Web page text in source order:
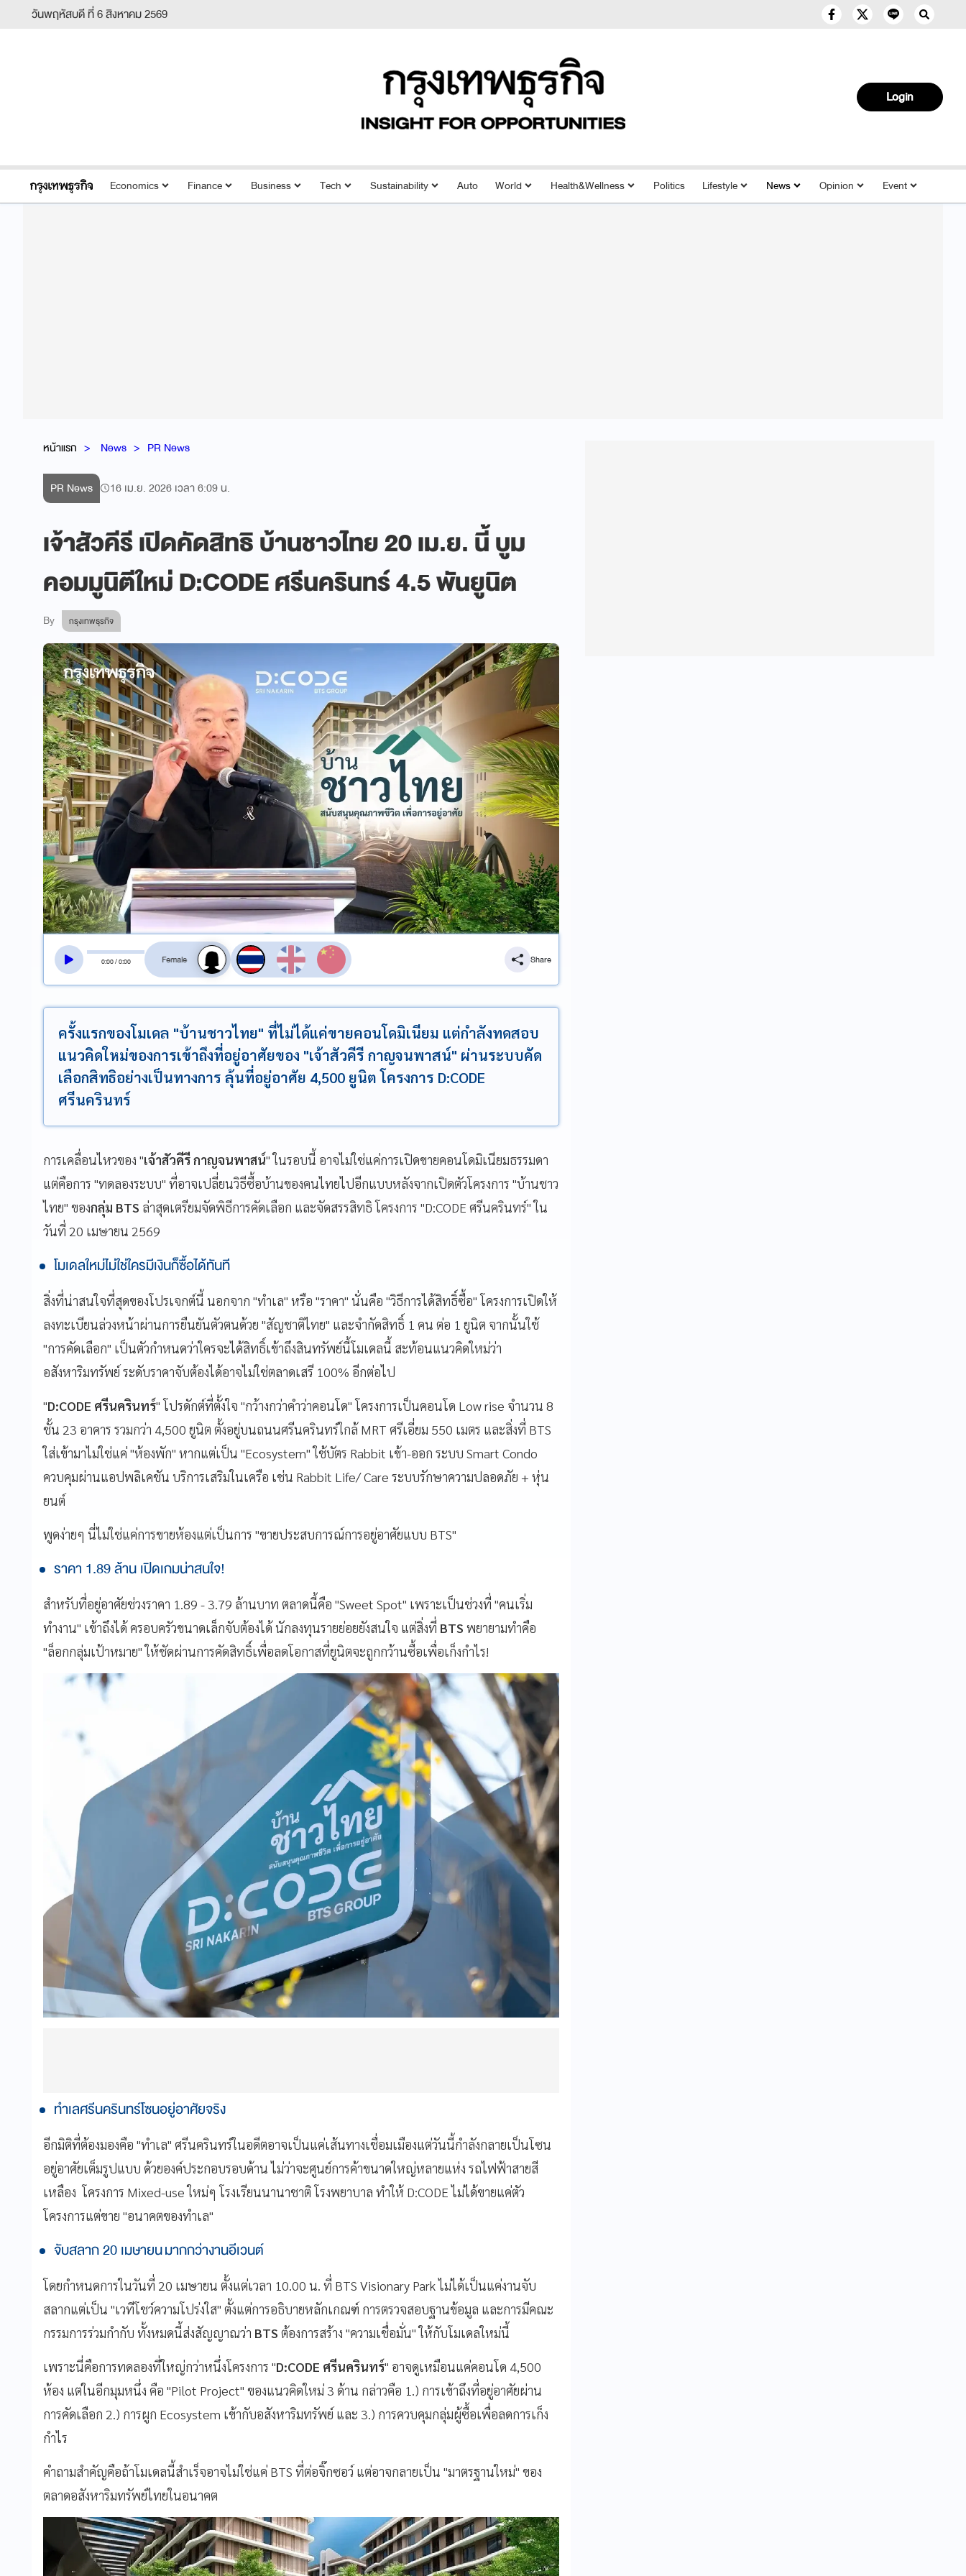
วันพฤหัสบดี ที่ 6 สิงหาคม 2569
Login
Economics Finance Business Tech Sustainability Auto World Health&Wellness Politics Lifestyle News Opinion Event
หน้าแรก News PR News
PR News 16 เม.ย. 2026 เวลา 6:09 น.
เจ้าสัวคีรี เปิดคัดสิทธิ บ้านชาวไทย 20 เม.ย. นี้ บูม
คอมมูนิตีใหม่ D:CODE ศรีนครินทร์ 4.5 พันยูนิต
By กรุงเทพธุรกิจ
0:00/0:00
สลับเสียงอ่าน
Share
ครั้งแรกของโมเดล "บ้านชาวไทย" ที่ไม่ได้แค่ขายคอนโดมิเนียม แต่กำลังทดสอบ
แนวคิดใหม่ของการเข้าถึงที่อยู่อาศัยของ "เจ้าสัวคีรี กาญจนพาสน์" ผ่านระบบคัด
เลือกสิทธิอย่างเป็นทางการ ลุ้นที่อยู่อาศัย 4,500 ยูนิต โครงการ D:CODE
ศรีนครินทร์
การเคลื่อนไหวของ "เจ้าสัวคีรี กาญจนพาสน์" ในรอบนี้ อาจไม่ใช่แค่การเปิดขายคอนโดมิเนียมธรรมดา
แต่คือการ "ทดลองระบบ" ที่อาจเปลี่ยนวิธีซื้อบ้านของคนไทยไปอีกแบบหลังจากเปิดตัวโครงการ "บ้านชาว
ไทย" ของกลุ่ม BTS ล่าสุดเตรียมจัดพิธีการคัดเลือก และจัดสรรสิทธิ โครงการ "D:CODE ศรีนครินทร์" ใน
วันที่ 20 เมษายน 2569
โมเดลใหม่ไม่ใช่ใครมีเงินก็ซื้อได้ทันที
สิ่งที่น่าสนใจที่สุดของโปรเจกต์นี้ นอกจาก "ทำเล" หรือ "ราคา" นั่นคือ "วิธีการได้สิทธิ์ซื้อ" โครงการเปิดให้
ลงทะเบียนล่วงหน้าผ่านการยืนยันตัวตนด้วย "สัญชาติไทย" และจำกัดสิทธิ์ 1 คน ต่อ 1 ยูนิต จากนั้นใช้
"การคัดเลือก" เป็นตัวกำหนดว่าใครจะได้สิทธิ์เข้าถึงสินทรัพย์นี้โมเดลนี้ สะท้อนแนวคิดใหม่ว่า
อสังหาริมทรัพย์ ระดับราคาจับต้องได้อาจไม่ใช่ตลาดเสรี 100% อีกต่อไป
"D:CODE ศรีนครินทร์" โปรดักต์ที่ตั้งใจ "กว้างกว่าคำว่าคอนโด" โครงการเป็นคอนโด Low rise จำนวน 8
ชั้น 23 อาคาร รวมกว่า 4,500 ยูนิต ตั้งอยู่บนถนนศรีนครินทร์ใกล้ MRT ศรีเอี่ยม 550 เมตร และสิ่งที่ BTS
ใส่เข้ามาไม่ใช่แค่ "ห้องพัก" หากแต่เป็น "Ecosystem" ใช้บัตร Rabbit เข้า-ออก ระบบ Smart Condo
ควบคุมผ่านแอปพลิเคชัน บริการเสริมในเครือ เช่น Rabbit Life/ Care ระบบรักษาความปลอดภัย + หุ่น
ยนต์
พูดง่ายๆ นี่ไม่ใช่แค่การขายห้องแต่เป็นการ "ขายประสบการณ์การอยู่อาศัยแบบ BTS"
ราคา 1.89 ล้าน เปิดเกมน่าสนใจ!
สำหรับที่อยู่อาศัยช่วงราคา 1.89 - 3.79 ล้านบาท ตลาดนี้คือ "Sweet Spot" เพราะเป็นช่วงที่ "คนเริ่ม
ทำงาน" เข้าถึงได้ ครอบครัวขนาดเล็กจับต้องได้ นักลงทุนรายย่อยยังสนใจ แต่สิ่งที่ BTS พยายามทำคือ
"ล็อกกลุ่มเป้าหมาย" ให้ชัดผ่านการคัดสิทธิ์เพื่อลดโอกาสที่ยูนิตจะถูกกว้านซื้อเพื่อเก็งกำไร!
ทำเลศรีนครินทร์โซนอยู่อาศัยจริง
อีกมิติที่ต้องมองคือ "ทำเล" ศรีนครินทร์ในอดีตอาจเป็นแค่เส้นทางเชื่อมเมืองแต่วันนี้กำลังกลายเป็นโซน
อยู่อาศัยเต็มรูปแบบ ด้วยองค์ประกอบรอบด้าน ไม่ว่าจะศูนย์การค้าขนาดใหญ่หลายแห่ง รถไฟฟ้าสายสี
เหลือง โครงการ Mixed-use ใหม่ๆ โรงเรียนนานาชาติ โรงพยาบาล ทำให้ D:CODE ไม่ได้ขายแค่ตัว
โครงการแต่ขาย "อนาคตของทำเล"
จับสลาก 20 เมษายน มากกว่างานอีเวนต์
โดยกำหนดการในวันที่ 20 เมษายน ตั้งแต่เวลา 10.00 น. ที่ BTS Visionary Park ไม่ได้เป็นแค่งานจับ
สลากแต่เป็น "เวทีโชว์ความโปร่งใส" ตั้งแต่การอธิบายหลักเกณฑ์ การตรวจสอบฐานข้อมูล และการมีคณะ
กรรมการร่วมกำกับ ทั้งหมดนี้ส่งสัญญาณว่า BTS ต้องการสร้าง "ความเชื่อมั่น" ให้กับโมเดลใหม่นี้
เพราะนี่คือการทดลองที่ใหญ่กว่าหนึ่งโครงการ "D:CODE ศรีนครินทร์" อาจดูเหมือนแค่คอนโด 4,500
ห้อง แต่ในอีกมุมหนึ่ง คือ "Pilot Project" ของแนวคิดใหม่ 3 ด้าน กล่าวคือ 1.) การเข้าถึงที่อยู่อาศัยผ่าน
การคัดเลือก 2.) การผูก Ecosystem เข้ากับอสังหาริมทรัพย์ และ 3.) การควบคุมกลุ่มผู้ซื้อเพื่อลดการเก็ง
กำไร
คำถามสำคัญคือถ้าโมเดลนี้สำเร็จอาจไม่ใช่แค่ BTS ที่ต่อจิ๊กซอว์ แต่อาจกลายเป็น "มาตรฐานใหม่" ของ
ตลาดอสังหาริมทรัพย์ไทยในอนาคต